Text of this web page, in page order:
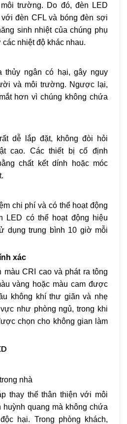
trường. Do đó, đèn LED
đèn CFL và bóng đèn sợi
sinh nhiệt của chúng phụ
nhiệt độ khác nhau.
thủy ngân có hại, gây nguy
và môi trường. Ngược lại,
hơn vì chúng không chứa
dễ lắp đặt, không đòi hỏi
cao. Các thiết bị cố định
chất kết dính hoặc móc
chi phí và có thể hoạt động
LED có thể hoạt động hiệu
dụng trung bình 10 giờ mỗi
xác
CRI cao và phát ra tông
vàng hoặc màu cam được
không khí thư giãn và nhẹ
như phòng ngủ, trong khi
chọn cho không gian làm
nhà
thay thế thân thiện với môi
quang mà không chứa
hại. Trong phòng khách,